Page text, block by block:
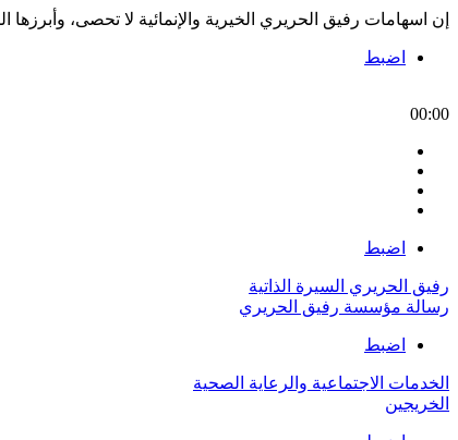
إن اسهامات رفيق الحريري الخيرية والإنمائية لا تحصى،
اضبط
00:00
اضبط
رفيق الحريري السيرة الذاتية
رسالة مؤسسة رفيق الحريري
اضبط
الخدمات الاجتماعية والرعاية الصحية
الخريجين